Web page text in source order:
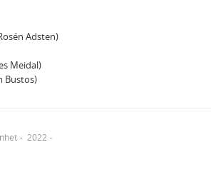
Adsten)
Meidal)
Bustos)
2022